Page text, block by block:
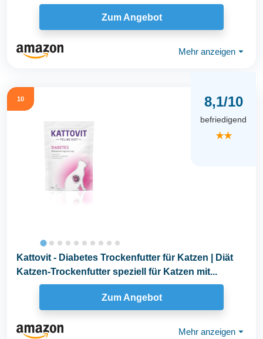
Zum Angebot
Mehr anzeigen ⏷
10 8,1/10
befriedigend
★★
Kattovit - Diabetes Trockenfutter für Katzen | Diät
Katzen-Trockenfutter speziell für Katzen mit...
Zum Angebot
Mehr anzeigen ⏷